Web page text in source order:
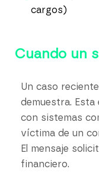
cargos)
Cuando un
Un caso
demuestra.
con sistemas
víctima de un
El mensaje
financiero.